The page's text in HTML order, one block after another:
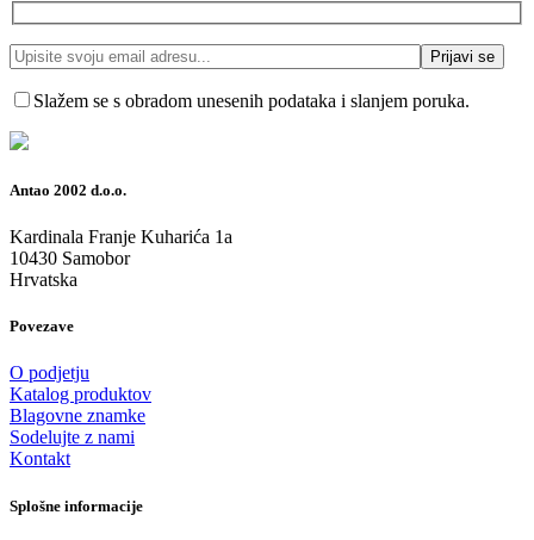
Slažem se s obradom unesenih podataka i slanjem poruka.
Antao 2002 d.o.o.
Kardinala Franje Kuharića 1a
10430 Samobor
Hrvatska
Povezave
O podjetju
Katalog produktov
Blagovne znamke
Sodelujte z nami
Kontakt
Splošne informacije